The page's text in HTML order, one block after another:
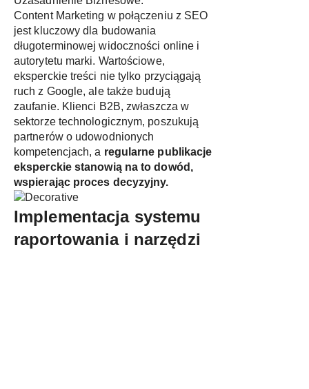
Content Marketing w połączeniu z SEO
jest kluczowy dla budowania
długoterminowej widoczności online i
autorytetu marki. Wartościowe,
eksperckie treści nie tylko przyciągają
ruch z Google, ale także budują
zaufanie. Klienci B2B, zwłaszcza w
sektorze technologicznym, poszukują
partnerów o udowodnionych
kompetencjach, a regularne publikacje
eksperckie stanowią na to dowód,
wspierając proces decyzyjny.
Implementacja systemu
raportowania i narzędzi